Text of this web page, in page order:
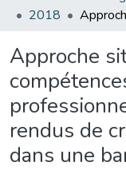
2018
Approche
rendus de
dans une